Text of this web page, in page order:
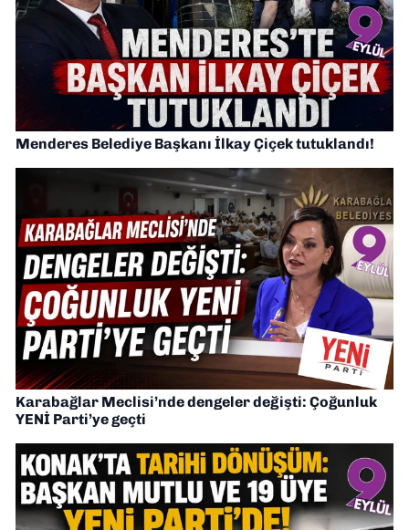
Menderes Belediye Başkanı İlkay Çiçek tutuklandı!
Karabağlar Meclisi’nde dengeler değişti: Çoğunluk
YENİ Parti’ye geçti